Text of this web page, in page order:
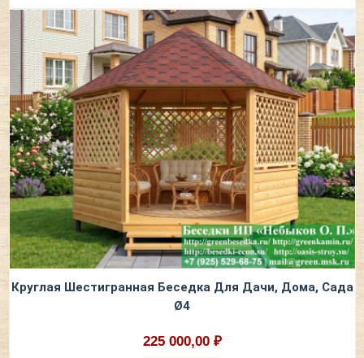
Круглая Шестигранная Беседка Для Дачи, Дома, Сада
Ø4
225 000,00 ₽